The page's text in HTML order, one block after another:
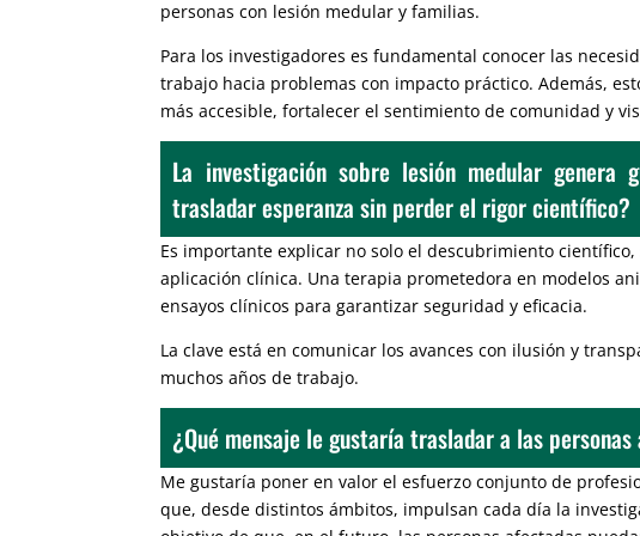
personas con lesión medular y familias.
Para los investigadores es fundamental conocer las
trabajo hacia problemas con impacto práctico. Además,
más accesible, fortalecer el sentimiento de comunidad y
La investigación sobre lesión medular genera
trasladar esperanza sin perder el rigor científico?
Es importante explicar no solo el descubrimiento
aplicación clínica. Una terapia prometedora en modelos
ensayos clínicos para garantizar seguridad y eficacia.
La clave está en comunicar los avances con ilusión y
muchos años de trabajo.
¿Qué mensaje le gustaría trasladar a las
Me gustaría poner en valor el esfuerzo conjunto de
que, desde distintos ámbitos, impulsan cada día la